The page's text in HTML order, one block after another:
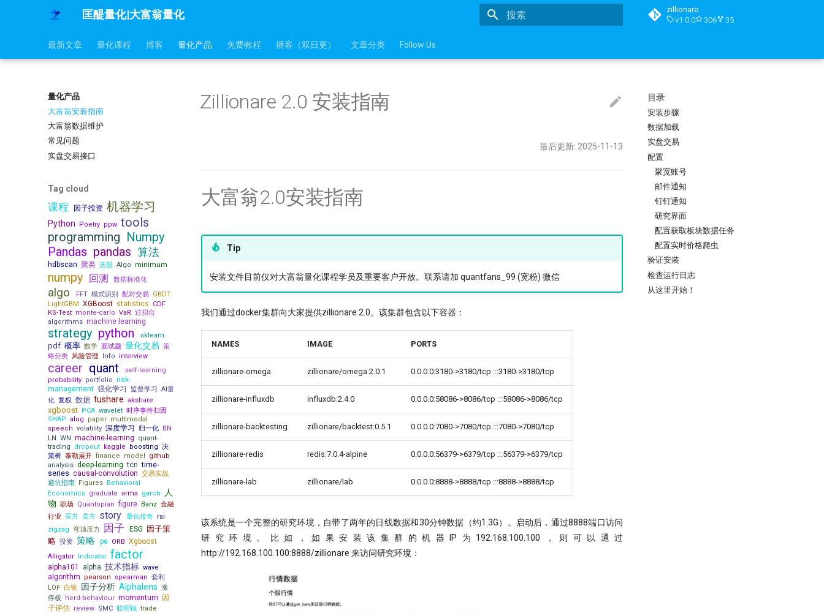
匡醍量化|大富翁量化
zillionare
v1.0.0
306 35
最新文章 量化课程 博客 量化产品 免费教程 播客（双日更） 文章分类 Follow Us
量化产品
大富翁安装指南
大富翁数据维护
常见问题
实盘交易接口
Tag cloud
课程 因子投资 机器学习
Python Poetry ppw tools
programming Numpy
Pandas pandas 算法
hdbscan 聚类 选股 Algo minimum
numpy 回测 数据标准化
algo FFT 模式识别 配对交易 GBDT
LightGBM XGBoost statistics
CDF
KS-Test monte-carlo VaR 过拟合
algorithms machine learning
strategy python sklearn
pdf 概率 数学 面试题 量化交易 策
略分类 风险管理 Info interview
career quant
self-learning
probability portfolio risk-
management 强化学习 监督学习 AI量
化 复权 数据 tushare akshare
xgboost PCA wavelet 时序事件归因
SHAP alog paper multimodal
speech volatility 深度学习 归一化 BN
LN WN machine-learning
quant-
trading dropout kaggle boosting 决
策树 泰勒展开 finance model github
analysis deep-learningtcntime-
series causal-convolution 交易实战
避坑指南 Figures Behavioral
Economics graduate arma garch
人
物 职场 Quantopianfigure Banz 金融
行业 买方 卖方 story 量化传奇 rsi
zigzag 穹顶压力 因子 ESG 因子策
略 投资 策略 pe ORB Xgboost
Alligator Indicator factor
alpha101 alpha 技术指标 wave
algorithm pearson spearman 套利
LOF 白银 因子分析 Alphalens 涨
停板 herd-behaviour momentum 因
子评估 review SMC 聪明钱 trade
目录
安装步骤
数据加载
实盘交易
配置
聚宽账号
邮件通知
钉钉通知
研究界面
配置获取板块数据任务
配置实时价格爬虫
验证安装
检查运行日志
从这里开始！
Zillionare 2.0 安装指南
最后更新: 2025-11-13
大富翁2.0安装指南
Tip
安装文件目前仅对大富翁量化课程学员及重要客户开放。联系请加 quantfans_99 (宽粉) 微信
我们通过docker集群向大家提供zillionare 2.0。该集群包含以下容器：
NAMES IMAGE PORTS
zillionare-omega zillionare/omega:2.0.1 0.0.0.0:3180->3180/tcp :::3180->3180/tcp
zillionare-influxdb influxdb:2.4.0 0.0.0.0:58086->8086/tcp :::58086->8086/tcp
zillionare-backtesting zillionare/backtest:0.5.1 0.0.0.0:7080->7080/tcp :::7080->7080/tcp
zillionare-redis redis:7.0.4-alpine 0.0.0.0:56379->6379/tcp :::56379->6379/tcp
zillionare-lab zillionare/lab 0.0.0.0:8888->8888/tcp :::8888->8888/tcp
该系统是一个完整的研究环境，自带了两年的日线数据和30分钟数据（约1.3G）。启动后，通过8888端口访问
研究环境。比如，如果安装该集群的机器IP为192.168.100.100，则可以通过
http://192.168.100.100:8888/zillionare 来访问研究环境：